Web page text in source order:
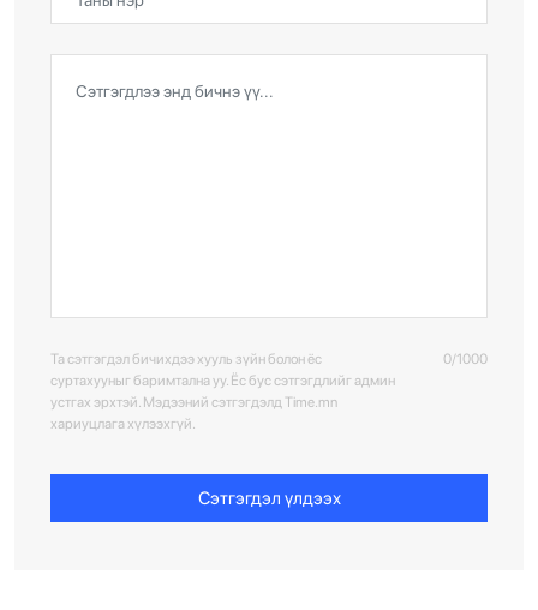
Та сэтгэгдэл бичихдээ хууль зүйн болон ёс
суртахууныг баримтална уу. Ёс бус сэтгэгдлийг админ
устгах эрхтэй. Мэдээний сэтгэгдэлд Time.mn
хариуцлага хүлээхгүй.
0/1000
Сэтгэгдэл үлдээх